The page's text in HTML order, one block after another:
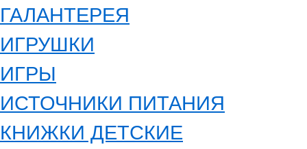
ГАЛАНТЕРЕЯ
ИГРУШКИ
ИГРЫ
ИСТОЧНИКИ ПИТАНИЯ
КНИЖКИ ДЕТСКИЕ